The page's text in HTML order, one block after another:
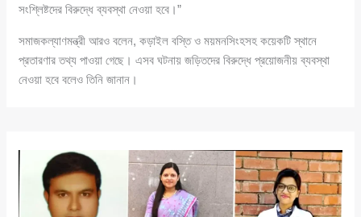
সংশ্লিষ্টদের বিরুদ্ধে ব্যবস্থা নেওয়া হবে।”
সমাজকল্যাণমন্ত্রী আরও বলেন, কড়াইল বস্তি ও ময়মনসিংহসহ কয়েকটি স্থানে
প্রতারণার তথ্য পাওয়া গেছে। এসব ঘটনায় জড়িতদের বিরুদ্ধে প্রয়োজনীয় ব্যবস্থা
নেওয়া হবে বলেও তিনি জানান।